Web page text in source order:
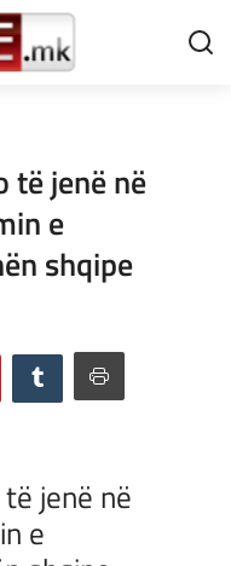
të jenë në
e
shqipe
jenë në
e